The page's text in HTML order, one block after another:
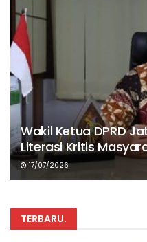
Wakil Ketua DPRD
Literasi Kritis
17/07/2026
TERBARU.